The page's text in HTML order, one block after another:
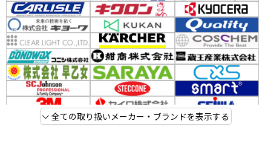
全ての取り扱いメーカー・ブランドを表示する